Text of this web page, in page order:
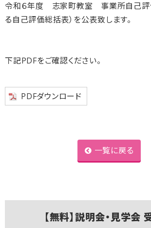
令和６年度 志家町教室 事業所自己評
る自己評価総括表）を公表致します。
下記PDFをご確認ください。
PDFダウンロード
一覧に戻る
【無料】説明会・見学会